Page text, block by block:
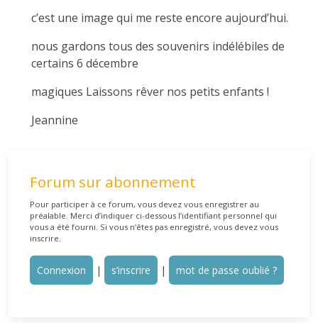
c’est une image qui me reste encore aujourd’hui.
nous gardons tous des souvenirs indélébiles de
certains 6 décembre
magiques Laissons rêver nos petits enfants !
Jeannine
Forum sur abonnement
Pour participer à ce forum, vous devez vous enregistrer au
préalable. Merci d’indiquer ci-dessous l’identifiant personnel qui
vous a été fourni. Si vous n’êtes pas enregistré, vous devez vous
inscrire.
Connexion | s’inscrire | mot de passe oublié ?